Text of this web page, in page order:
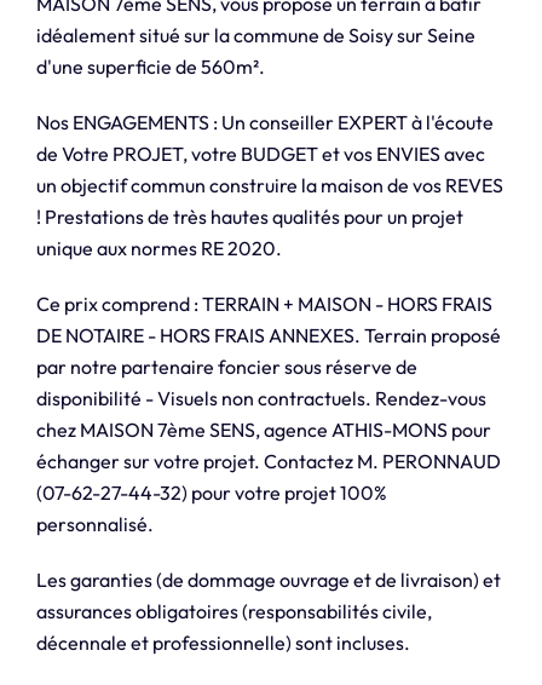
idéalement situé sur la commune de Soisy sur Seine
d'une superficie de 560m².
Nos ENGAGEMENTS : Un conseiller EXPERT à l'écoute
de Votre PROJET, votre BUDGET et vos ENVIES avec
un objectif commun construire la maison de vos REVES
! Prestations de très hautes qualités pour un projet
unique aux normes RE 2020.
Ce prix comprend : TERRAIN + MAISON - HORS FRAIS
DE NOTAIRE - HORS FRAIS ANNEXES. Terrain proposé
par notre partenaire foncier sous réserve de
disponibilité - Visuels non contractuels. Rendez-vous
chez MAISON 7ème SENS, agence ATHIS-MONS pour
échanger sur votre projet. Contactez M. PERONNAUD
(07-62-27-44-32) pour votre projet 100%
personnalisé.
Les garanties (de dommage ouvrage et de livraison) et
assurances obligatoires (responsabilités civile,
décennale et professionnelle) sont incluses.